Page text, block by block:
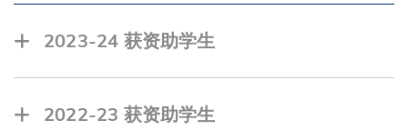
2023-24 获资助学生
傅驿涵, 理学院
2022-23 获资助学生